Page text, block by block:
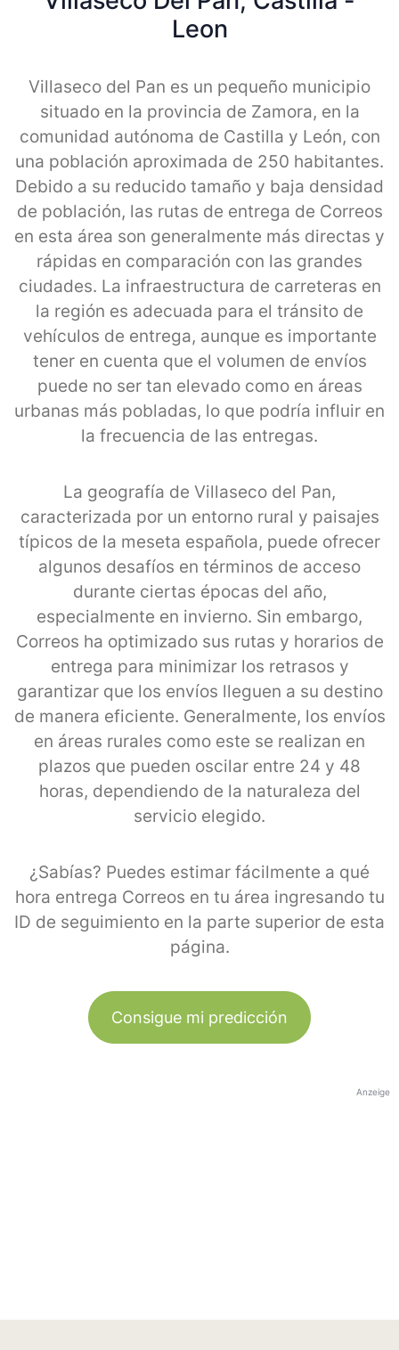
Leon
Villaseco del Pan es un pequeño municipio
situado en la provincia de Zamora, en la
comunidad autónoma de Castilla y León, con
una población aproximada de 250 habitantes.
Debido a su reducido tamaño y baja densidad
de población, las rutas de entrega de Correos
en esta área son generalmente más directas y
rápidas en comparación con las grandes
ciudades. La infraestructura de carreteras en
la región es adecuada para el tránsito de
vehículos de entrega, aunque es importante
tener en cuenta que el volumen de envíos
puede no ser tan elevado como en áreas
urbanas más pobladas, lo que podría influir en
la frecuencia de las entregas.
La geografía de Villaseco del Pan,
caracterizada por un entorno rural y paisajes
típicos de la meseta española, puede ofrecer
algunos desafíos en términos de acceso
durante ciertas épocas del año,
especialmente en invierno. Sin embargo,
Correos ha optimizado sus rutas y horarios de
entrega para minimizar los retrasos y
garantizar que los envíos lleguen a su destino
de manera eficiente. Generalmente, los envíos
en áreas rurales como este se realizan en
plazos que pueden oscilar entre 24 y 48
horas, dependiendo de la naturaleza del
servicio elegido.
¿Sabías? Puedes estimar fácilmente a qué
hora entrega Correos en tu área ingresando tu
ID de seguimiento en la parte superior de esta
página.
Consigue mi predicción
Anzeige